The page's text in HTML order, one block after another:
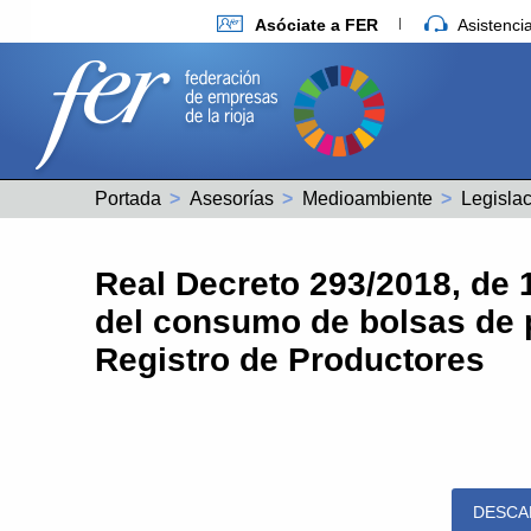
Asóciate a FER
Portada Asesorías Medioambiente
Real Decreto 293/2018,
del consumo de bolsas
Registro de Productores